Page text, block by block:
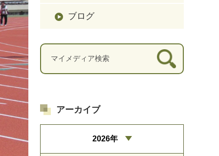
ブログ
アーカイブ
2026年